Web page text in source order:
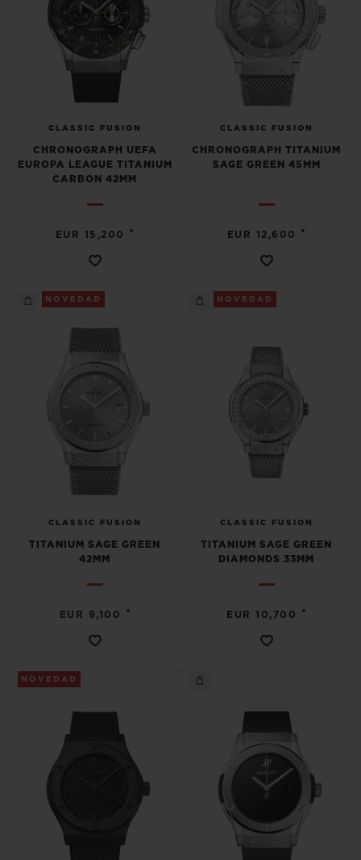
CLASSIC FUSION
CHRONOGRAPH UEFA
EUROPA LEAGUE TITANIUM
CARBON 42MM
EUR 15,200 •
CLASSIC FUSION
CHRONOGRAPH TITANIUM
SAGE GREEN 45MM
EUR 12,600 •
NOVEDAD
CLASSIC FUSION
TITANIUM SAGE GREEN
42MM
EUR 9,100 •
NOVEDAD
CLASSIC FUSION
TITANIUM SAGE GREEN
DIAMONDS 33MM
EUR 10,700 •
NOVEDAD